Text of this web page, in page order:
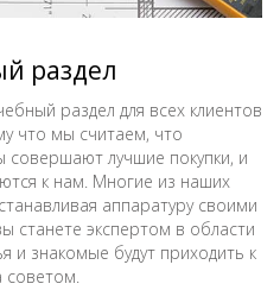
раздел
раздел для всех клиентов
что мы считаем, что
лучшие покупки, и
к нам. Многие из наших
аппаратуру своими
станете экспертом в области
и знакомые будут приходить к
советом.